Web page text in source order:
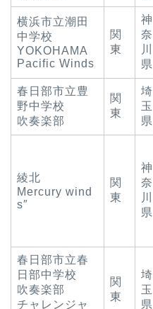
横浜市立潮田
中学校
YOKOHAMA
Pacific Winds
関
東
神
奈
川
県
春日部市立豊
野中学校
吹奏楽部
関
東
埼
玉
県
綾北
Mercury wind
s″
関
東
神
奈
川
県
春日部市立春
日部中学校
吹奏楽部
チャレンジャ
関
東
埼
玉
県